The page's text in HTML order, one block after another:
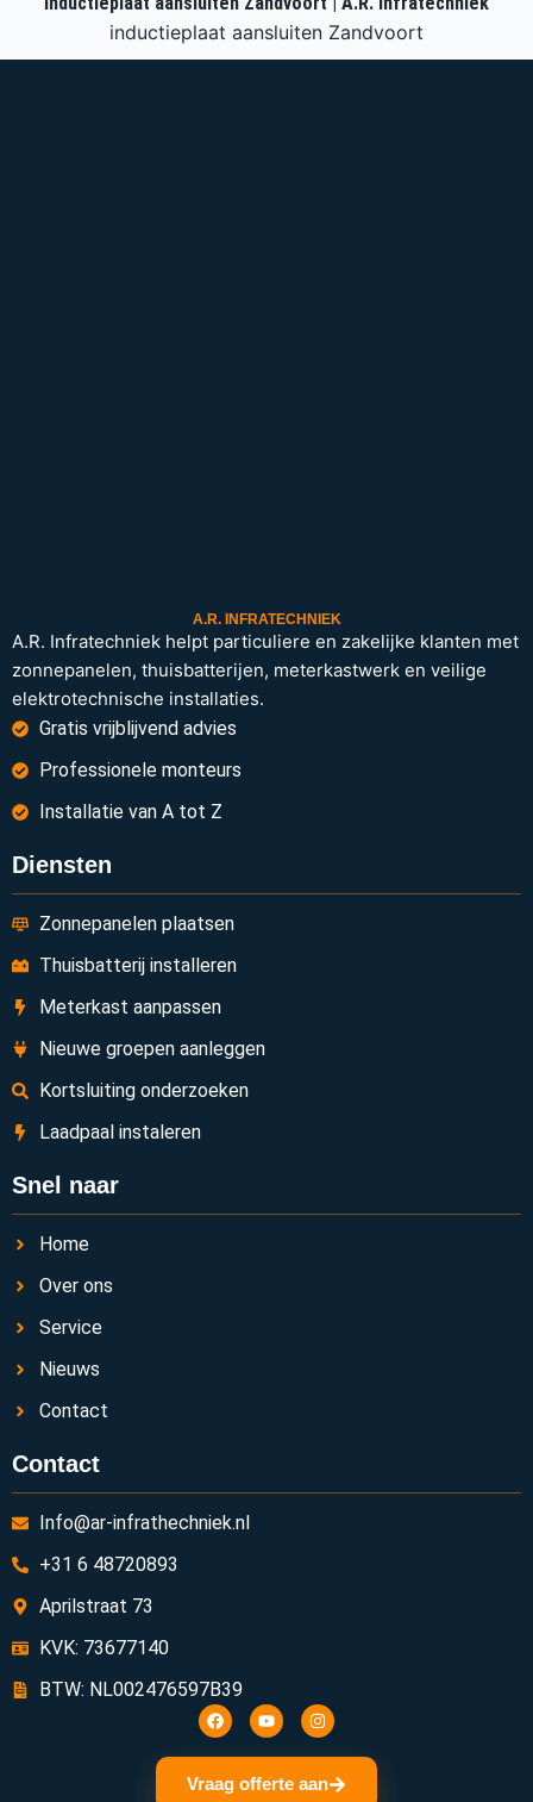
inductieplaat aansluiten Zandvoort
A.R. INFRATECHNIEK
A.R. Infratechniek helpt particuliere en zakelijke klanten met
zonnepanelen, thuisbatterijen, meterkastwerk en veilige
elektrotechnische installaties.
Gratis vrijblijvend advies
Professionele monteurs
Installatie van A tot Z
Diensten
Zonnepanelen plaatsen
Thuisbatterij installeren
Meterkast aanpassen
Nieuwe groepen aanleggen
Kortsluiting onderzoeken
Laadpaal instaleren
Snel naar
Home
Over ons
Service
Nieuws
Contact
Contact
Info@ar-infrathechniek.nl
+31 6 48720893
Aprilstraat 73
KVK: 73677140
BTW: NL002476597B39
Vraag offerte aan